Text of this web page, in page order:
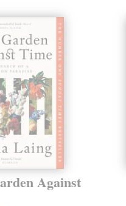
Against